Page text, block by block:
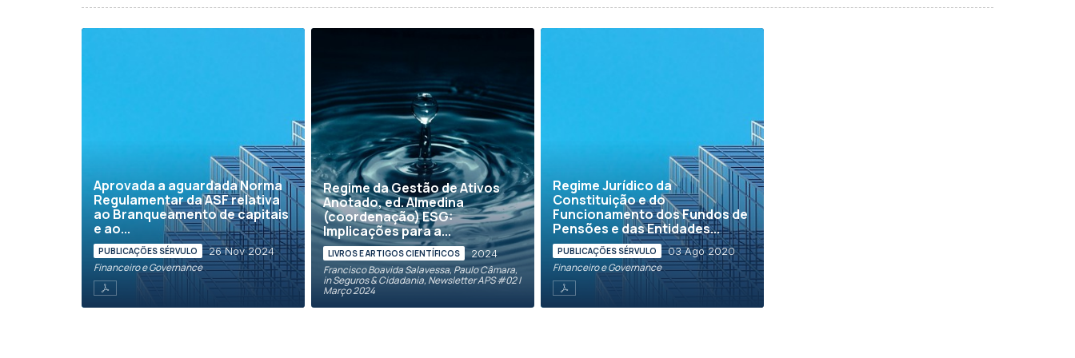
Aprovada a aguardada Norma
Regulamentar da ASF relativa
ao Branqueamento de capitais
e ao...
PUBLICAÇÕES SÉRVULO 26 Nov 2024
Financeiro e Governance
Regime da Gestão de Ativos
Anotado, ed. Almedina
(coordenação) ESG:
Implicações para a...
LIVROS E ARTIGOS CIENTÍFICOS 2024
Francisco Boavida Salavessa, Paulo Câmara,
in Seguros & Cidadania, Newsletter APS #02 |
Março 2024
Regime Jurídico da
Constituição e do
Funcionamento dos Fundos de
Pensões e das Entidades...
PUBLICAÇÕES SÉRVULO 03 Ago 2020
Financeiro e Governance